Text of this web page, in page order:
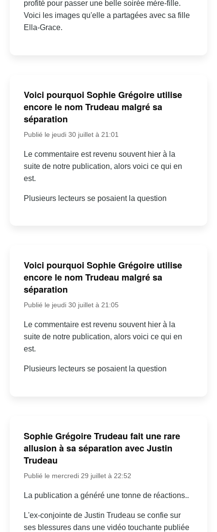
profité pour passer une belle soirée mère-fille.
Voici les images qu'elle a partagées avec sa fille
Ella-Grace.
Voici pourquoi Sophie Grégoire utilise
encore le nom Trudeau malgré sa
séparation
Publié le jeudi 30 juillet à 21:01
Le commentaire est revenu souvent hier à la
suite de notre publication, alors voici ce qui en
est.
Plusieurs lecteurs se posaient la question
Voici pourquoi Sophie Grégoire utilise
encore le nom Trudeau malgré sa
séparation
Publié le jeudi 30 juillet à 21:05
Le commentaire est revenu souvent hier à la
suite de notre publication, alors voici ce qui en
est.
Plusieurs lecteurs se posaient la question
Sophie Grégoire Trudeau fait une rare
allusion à sa séparation avec Justin
Trudeau
Publié le mercredi 29 juillet à 22:52
La publication a généré une tonne de réactions..
L'ex-conjointe de Justin Trudeau se confie sur
ses blessures dans une vidéo touchante publiée